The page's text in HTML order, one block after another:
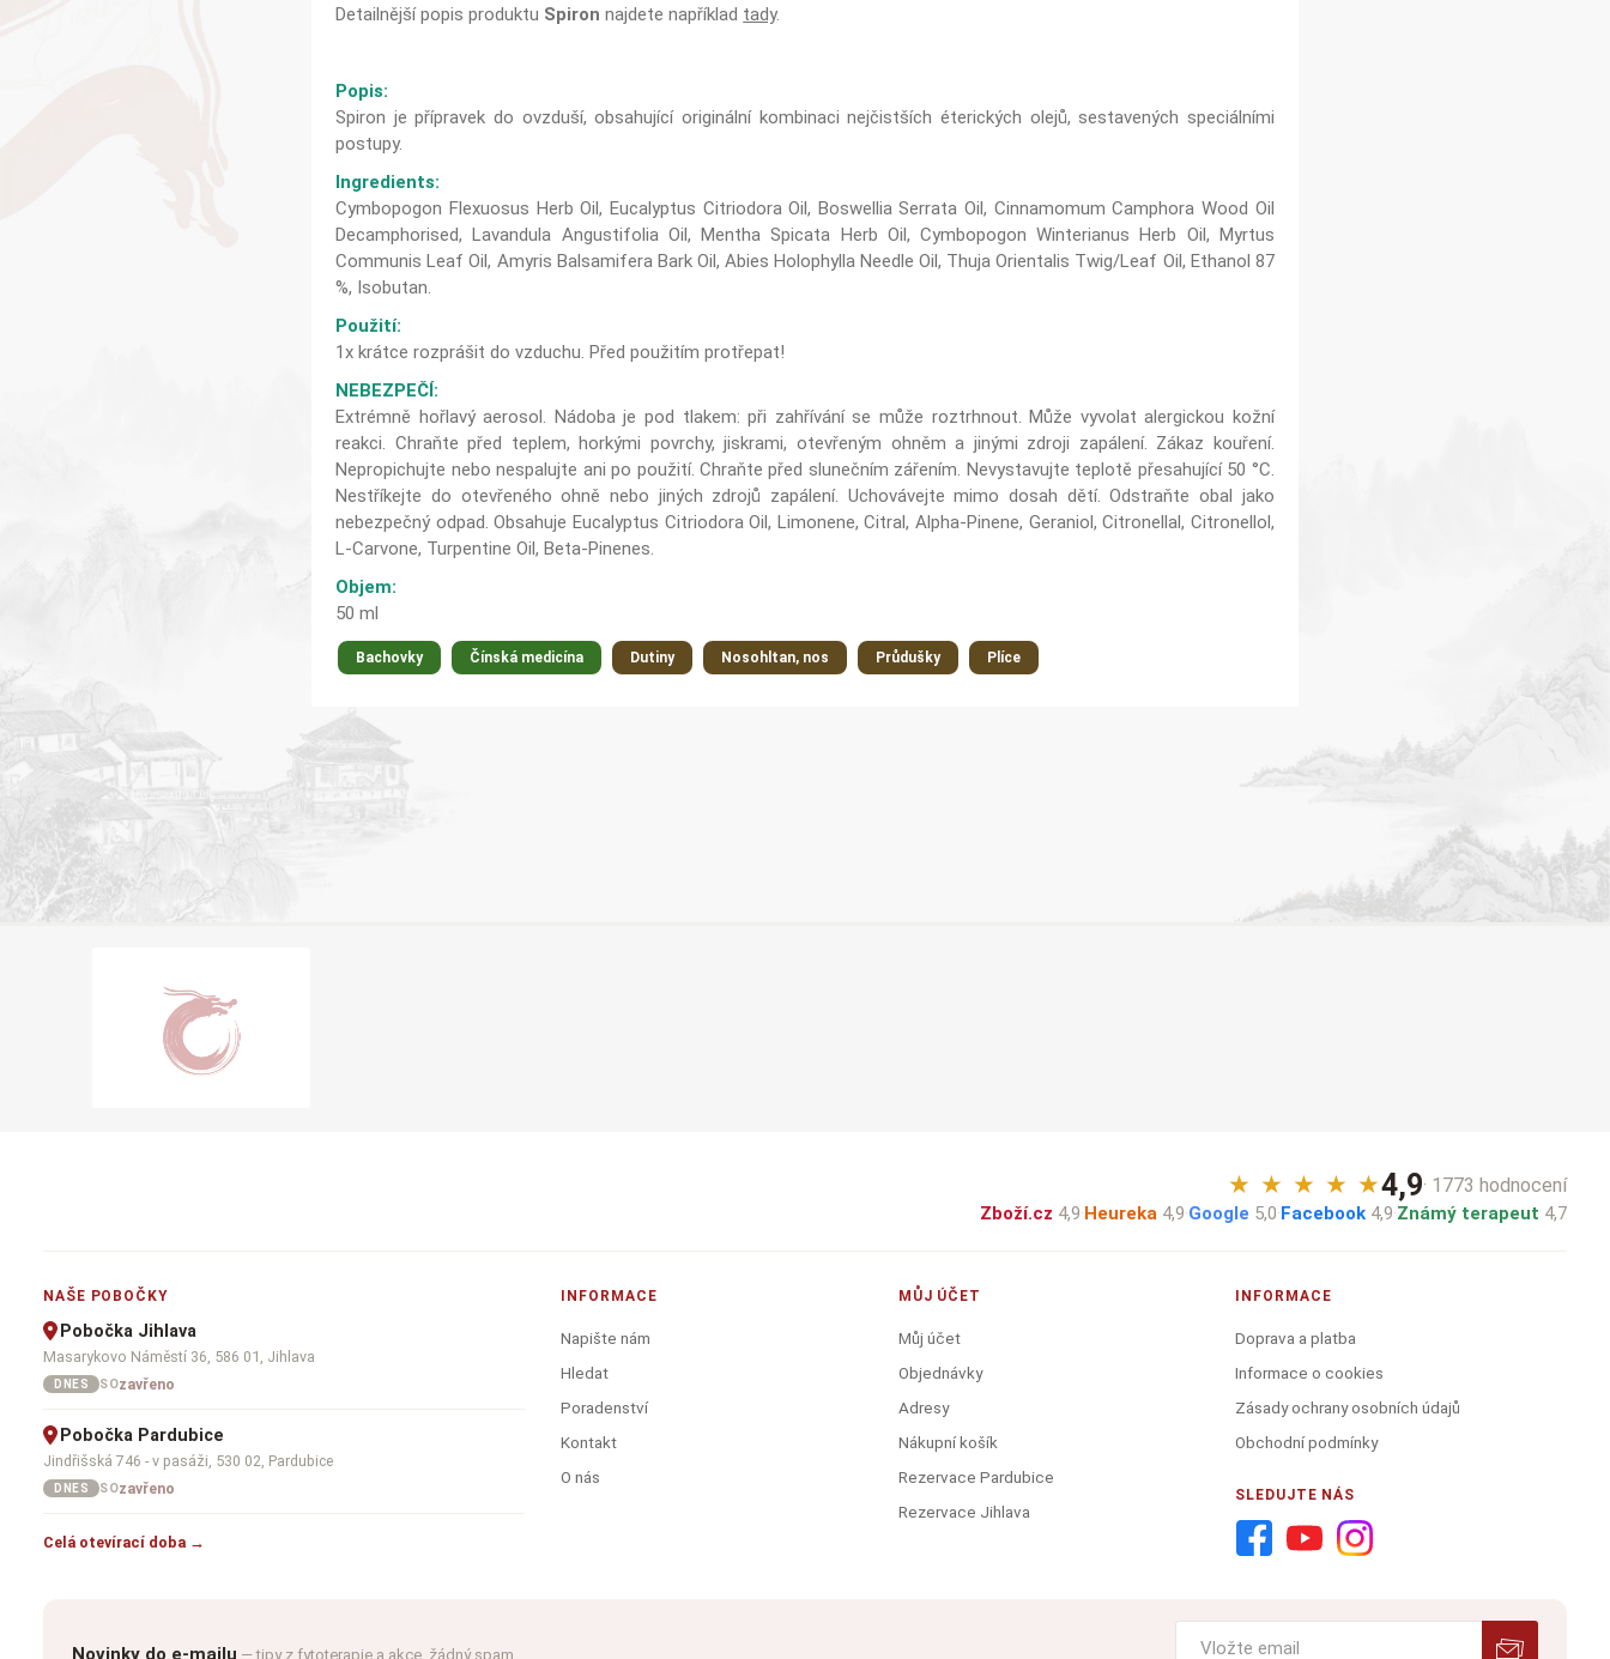
Detailnější popis produktu Spiron najdete například tady.
Popis:
Spiron je přípravek do ovzduší, obsahující originální kombinaci nejčistších éterických olejů, sestavených speciálními
postupy.
Ingredients:
Cymbopogon Flexuosus Herb Oil, Eucalyptus Citriodora Oil, Boswellia Serrata Oil, Cinnamomum Camphora Wood Oil
Decamphorised, Lavandula Angustifolia Oil, Mentha Spicata Herb Oil, Cymbopogon Winterianus Herb Oil, Myrtus
Communis Leaf Oil, Amyris Balsamifera Bark Oil, Abies Holophylla Needle Oil, Thuja Orientalis Twig/Leaf Oil, Ethanol 87
%, Isobutan.
Použití:
1x krátce rozprášit do vzduchu. Před použitím protřepat!
NEBEZPEČÍ:
Extrémně hořlavý aerosol. Nádoba je pod tlakem: při zahřívání se může roztrhnout. Může vyvolat alergickou kožní
reakci. Chraňte před teplem, horkými povrchy, jiskrami, otevřeným ohněm a jinými zdroji zapálení. Zákaz kouření.
Nepropichujte nebo nespalujte ani po použití. Chraňte před slunečním zářením. Nevystavujte teplotě přesahující 50 °C.
Nestříkejte do otevřeného ohně nebo jiných zdrojů zapálení. Uchovávejte mimo dosah dětí. Odstraňte obal jako
nebezpečný odpad. Obsahuje Eucalyptus Citriodora Oil, Limonene, Citral, Alpha-Pinene, Geraniol, Citronellal, Citronellol,
L-Carvone, Turpentine Oil, Beta-Pinenes.
Objem:
50 ml
Bachovky Čínská medicína Dutiny Nosohltan, nos Průdušky Plíce
★ ★ ★ ★ ★4,9· 1773 hodnocení
Zboží.cz 4,9·Heureka 4,9·Google 5,0·Facebook 4,9·Známý terapeut 4,7
NAŠE POBOČKY
Pobočka Jihlava
Masarykovo Náměstí 36, 586 01, Jihlava
DNES SOzavřeno
Pobočka Pardubice
Jindřišská 746 - v pasáži, 530 02, Pardubice
DNES SOzavřeno
Celá otevírací doba →
INFORMACE
Napište nám
Hledat
Poradenství
Kontakt
O nás
MŮJ ÚČET
Můj účet
Objednávky
Adresy
Nákupní košík
Rezervace Pardubice
Rezervace Jihlava
INFORMACE
Doprava a platba
Informace o cookies
Zásady ochrany osobních údajů
Obchodní podmínky
SLEDUJTE NÁS
Novinky do e-mailu — tipy z fytoterapie a akce, žádný spam